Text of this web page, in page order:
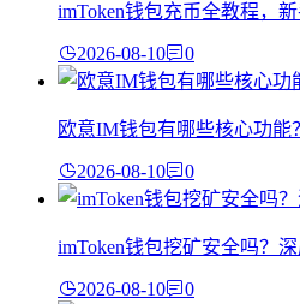
imToken钱包充币全教程，
2026-08-10 0
欧意IM钱包有哪些核心功能
2026-08-10 0
imToken钱包挖矿安全吗？
2026-08-10 0